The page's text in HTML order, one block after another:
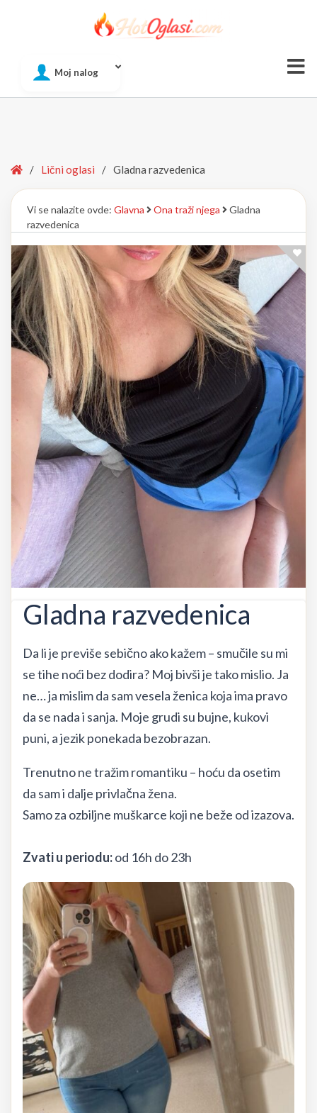
Moj nalog
Home
/ Lični oglasi / Gladna razvedenica
Vi se nalazite ovde: Glavna Ona traži njega
Gladna
razvedenica
Gladna razvedenica
Da li je previše sebično ako kažem – smučile su mi
se tihe noći bez dodira? Moj bivši je tako mislio. Ja
ne… ja mislim da sam vesela ženica koja ima pravo
da se nada i sanja. Moje grudi su bujne, kukovi
puni, a jezik ponekada bezobrazan.
Trenutno ne tražim romantiku – hoću da osetim
da sam i dalje privlačna žena.
Samo za ozbiljne muškarce koji ne beže od izazova.
Zvati u periodu:od 16h do 23h